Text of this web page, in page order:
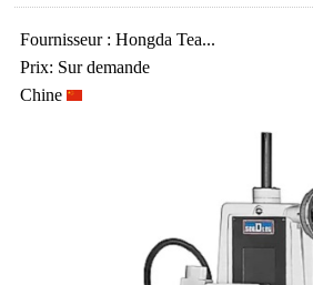
Fournisseur : Hongda Tea...
Prix: Sur demande
Chine